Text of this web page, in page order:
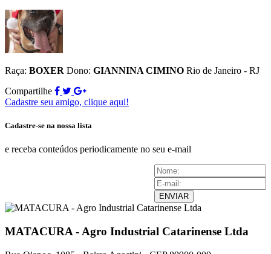
Raça: BOXER Dono: GIANNINA CIMINO Rio de Janeiro - RJ
Compartilhe
Cadastre seu amigo, clique aqui!
Cadastre-se na nossa lista
e receba conteúdos periodicamente no seu e-mail
ENVIAR
MATACURA - Agro Industrial Catarinense Ltda